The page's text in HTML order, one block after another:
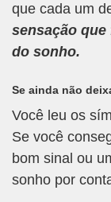
que cada um
sensação
do sonho.
Se ainda não
Você leu os
Se você
bom sinal ou
sonho por